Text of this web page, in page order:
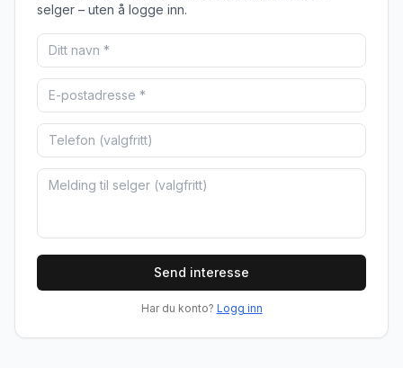
selger – uten å logge inn.
Send interesse
Har du konto? Logg inn